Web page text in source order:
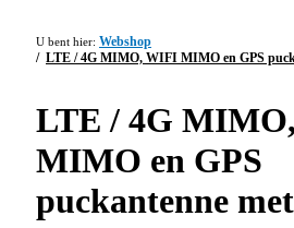
Webshop
LTE / 4G MIMO, WIFI MIMO en GPS
LTE / 4G
MIMO en GPS
puckantenne